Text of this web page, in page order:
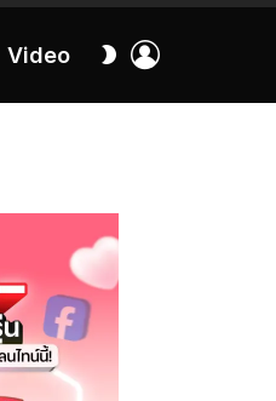
Video
สลับ